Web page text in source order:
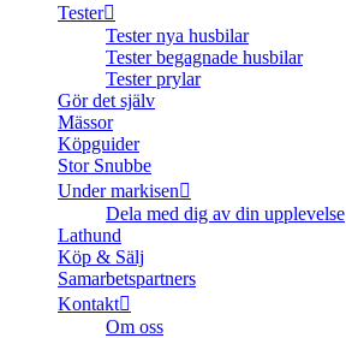
Tester
Tester nya husbilar
Tester begagnade husbilar
Tester prylar
Gör det själv
Mässor
Köpguider
Stor Snubbe
Under markisen
Dela med dig av din upplevelse
Lathund
Köp & Sälj
Samarbetspartners
Kontakt
Om oss